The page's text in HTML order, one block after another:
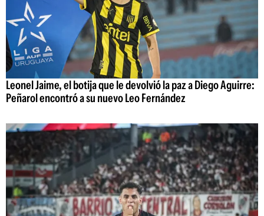
Leonel Jaime, el botija que le devolvió la paz a Diego Aguirre:
Peñarol encontró a su nuevo Leo Fernández